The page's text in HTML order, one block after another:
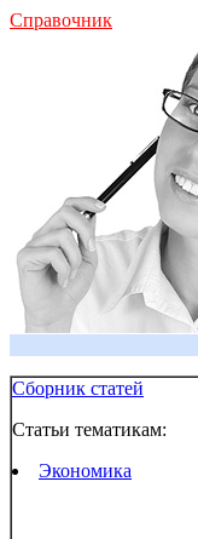
Справочник
Сборник статей
Статьи тематикам:
Экономика